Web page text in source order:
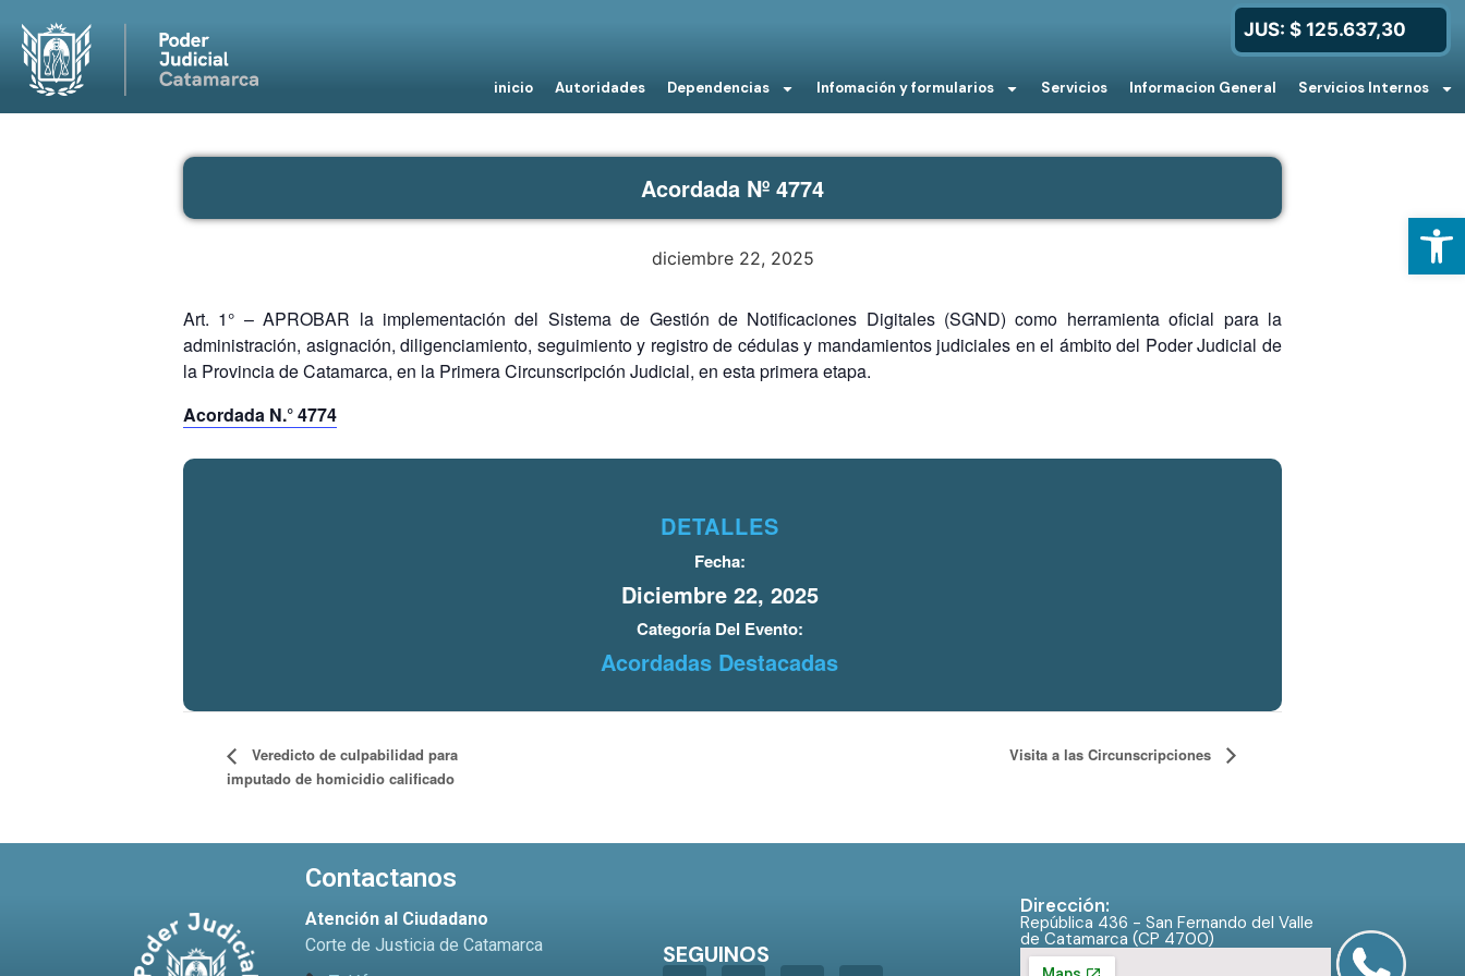
inicio Autoridades Dependencias Infomación y formularios Servicios Informacion General Servicios Internos
JUS: $ 125.637,30
Acordada Nº 4774
diciembre 22, 2025
Art. 1° – APROBAR la implementación del Sistema de Gestión de Notificaciones Digitales (SGND) como herramienta oficial para la
administración, asignación, diligenciamiento, seguimiento y registro de cédulas y mandamientos judiciales en el ámbito del Poder Judicial de
la Provincia de Catamarca, en la Primera Circunscripción Judicial, en esta primera etapa.
Acordada N.° 4774
DETALLES
Fecha:
Diciembre 22, 2025
Categoría Del Evento:
Acordadas Destacadas
Veredicto de culpabilidad para
imputado de homicidio calificado
Visita a las Circunscripciones
Contactanos
Atención al Ciudadano
Corte de Justicia de Catamarca
SEGUINOS
Dirección:
República 436 - San Fernando del Valle
de Catamarca (CP 4700)